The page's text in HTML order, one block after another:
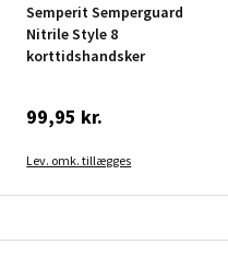
Semperit Semperguard
Nitrile Style 8
korttidshandsker
99,95 kr.
Lev. omk. tillægges